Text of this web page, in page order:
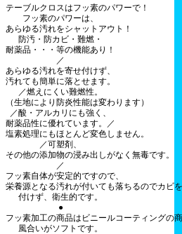
テーブルクロスはフッ素のパワーで！
フッ素のパワーは、
あらゆる汚れをシャットアウト！
防汚・防カビ・難燃・
耐薬品・・・等の機能あり！
／
あらゆる汚れを寄せ付けず、
汚れても簡単に落とせます。
／燃えにくい難燃性。
（生地により防炎性能は変わります）
／酸・アルカリにも強く、
耐薬品性に優れています。／
塩素処理にもほとんど変色しません。
／可塑剤、
その他の添加物の浸み出しがなく無毒です。
／
フッ素自体が安定的ですので、
栄養源となる汚れが付いても落ちるのでカビ
付けず、衛生的です。
●
フッ素加工の商品はビニールコーティングの
風合いがソフトです。